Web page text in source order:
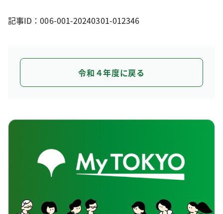
記事ID：006-001-20240301-012346
令和４年度に戻る